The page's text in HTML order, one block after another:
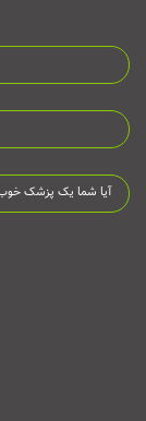
آیا شما یک پزشک